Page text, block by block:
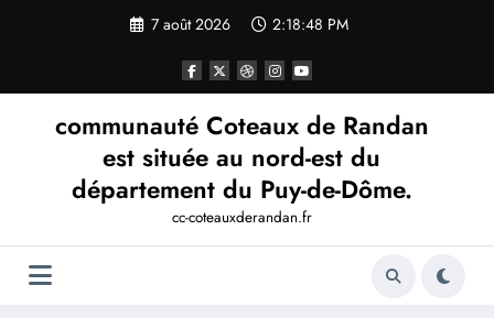
7 août 2026 2:18:49 PM
communauté Coteaux de Randan
est située au nord-est du
département du Puy-de-Dôme.
cc-coteauxderandan.fr